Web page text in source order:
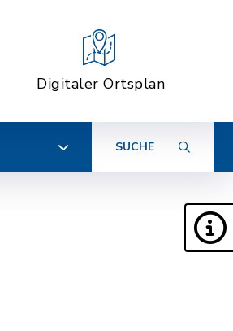
Digitaler Ortsplan
SUCHE